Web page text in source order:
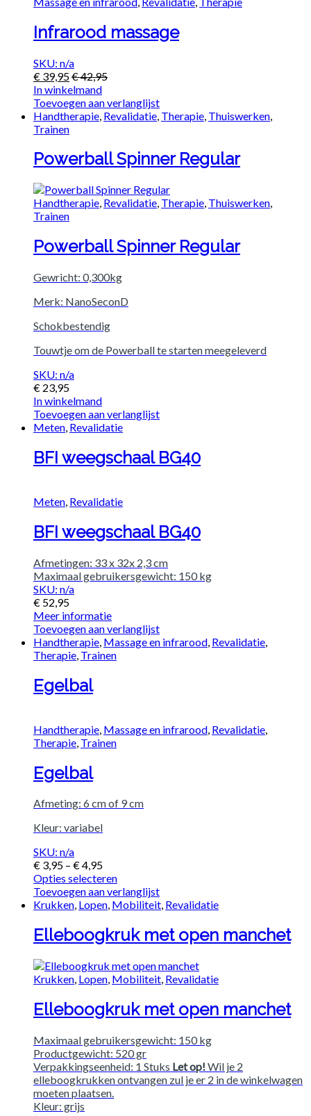
Infrarood massage
SKU: n/a
€ 39,95€42,95
In winkelmand
Toevoegen aan verlanglijst
Handtherapie Revalidatie Therapie Thuiswerken
Trainen
Powerball Spinner Regular
Handtherapie, Revalidatie, Therapie, Thuiswerken,
Trainen
Powerball Spinner Regular
Gewricht: 0,300kg
Merk: NanoSeconD
Schokbestendig
Touwtje om de Powerball te starten meegeleverd
SKU: n/a
€ 23,95
In winkelmand
Toevoegen aan verlanglijst
Meten, Revalidatie
BFI weegschaal BG40
Meten, Revalidatie
BFI weegschaal BG40
Afmetingen: 33 x 32x 2,3 cm
Maximaal gebruikersgewicht: 150 kg
SKU: n/a
€ 52,95
Meer informatie
Toevoegen aan verlanglijst
Handtherapie, Massage en infrarood, Revalidatie,
Therapie, Trainen
Egelbal
Handtherapie Massage en infrarood Revalidatie
Therapie Trainen
Egelbal
Afmeting: 6 cm of 9 cm
Kleur: variabel
SKU: n/a
€ 3,95 – €4,95
Opties selecteren
Toevoegen aan verlanglijst
Krukken, Lopen, Mobiliteit, Revalidatie
Elleboogkruk met open manchet
Krukken, Lopen, Mobiliteit, Revalidatie
Elleboogkruk met open manchet
Maximaal gebruikersgewicht: 150 kg
Productgewicht: 520 gr
Verpakkingseenheid: 1 Stuks Let op!Wil je 2
elleboogkrukken ontvangen zul je er 2 in de winkelwagen
moeten plaatsen.
Kleur: grijs